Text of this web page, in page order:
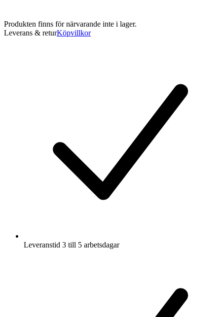
Produkten finns för närvarande inte i lager.
Leverans & returKöpvillkor
Leveranstid 3 till 5 arbetsdagar